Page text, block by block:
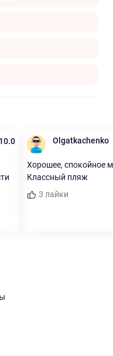
10.0 Olgatkachenko
Хорошее, спокойное
Классный пляж
3 лайки